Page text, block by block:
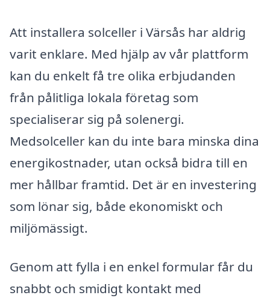
Att installera solceller i Värsås har aldrig
varit enklare. Med hjälp av vår plattform
kan du enkelt få tre olika erbjudanden
från pålitliga lokala företag som
specialiserar sig på solenergi.
Medsolceller kan du inte bara minska dina
energikostnader, utan också bidra till en
mer hållbar framtid. Det är en investering
som lönar sig, både ekonomiskt och
miljömässigt.
Genom att fylla i en enkel formular får du
snabbt och smidigt kontakt med